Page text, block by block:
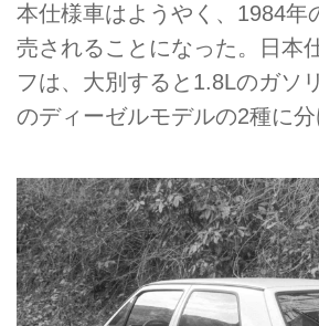
本仕様車はようやく、1984年
売されることになった。日本
フは、大別すると1.8Lのガソ
のディーゼルモデルの2種に分